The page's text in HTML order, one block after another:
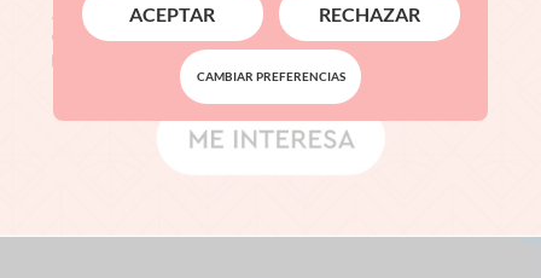
ACEPTAR RECHAZAR
CAMBIAR PREFERENCIAS